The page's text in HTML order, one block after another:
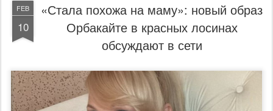
FEB
10
«Стала похожа на маму»: новый образ
Орбакайте в красных лосинах
обсуждают в сети